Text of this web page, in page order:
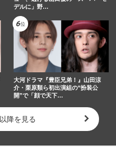
デルに」野…
大河ドラマ『豊臣兄弟！』山田涼
介・栗原類ら初出演組の“扮装公
開”で「顔で天下…
降を見る